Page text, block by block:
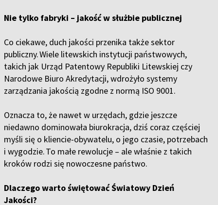
Nie tylko fabryki – jakość w służbie publicznej
Co ciekawe, duch jakości przenika także sektor
publiczny. Wiele litewskich instytucji państwowych,
takich jak Urząd Patentowy Republiki Litewskiej czy
Narodowe Biuro Akredytacji, wdrożyło systemy
zarządzania jakością zgodne z normą ISO 9001.
Oznacza to, że nawet w urzędach, gdzie jeszcze
niedawno dominowała biurokracja, dziś coraz częściej
myśli się o kliencie-obywatelu, o jego czasie, potrzebach
i wygodzie. To małe rewolucje – ale właśnie z takich
kroków rodzi się nowoczesne państwo.
Dlaczego warto świętować Światowy Dzień
Jakości?